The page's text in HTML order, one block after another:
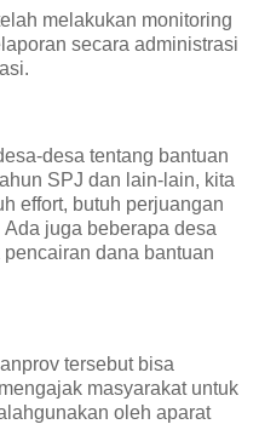
melakukan monitoring
secara administrasi
desa tentang bantuan
SPJ dan lain-lain, kita
effort, butuh perjuangan
juga beberapa desa
dana bantuan
tersebut bisa
masyarakat untuk
oleh aparat